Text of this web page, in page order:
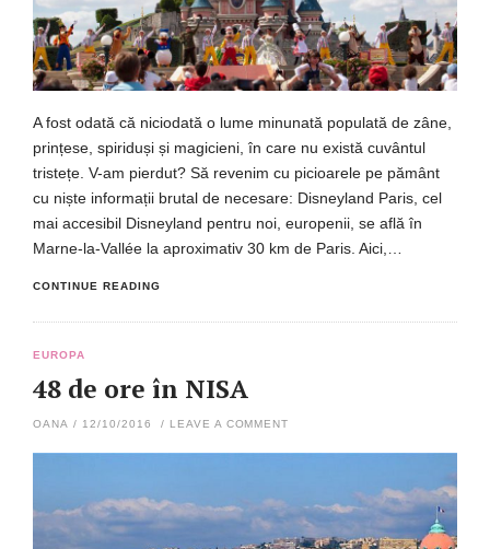
A fost odată că niciodată o lume minunată populată de zâne,
prințese, spiriduși și magicieni, în care nu există cuvântul
tristețe. V-am pierdut? Să revenim cu picioarele pe pământ
cu niște informații brutal de necesare: Disneyland Paris, cel
mai accesibil Disneyland pentru noi, europenii, se află în
Marne-la-Vallée la aproximativ 30 km de Paris. Aici,…
CONTINUE READING
EUROPA
48 de ore în NISA
OANA / 12/10/2016 / LEAVE A COMMENT